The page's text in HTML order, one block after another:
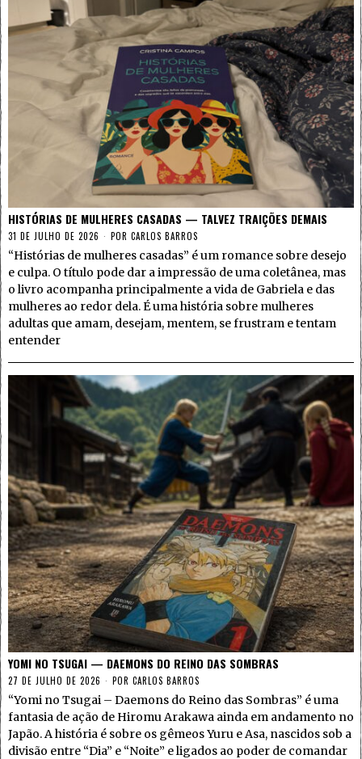
HISTÓRIAS DE MULHERES CASADAS — TALVEZ TRAIÇÕES DEMAIS
31 DE JULHO DE 2026 POR CARLOS BARROS
“Histórias de mulheres casadas” é um romance sobre desejo
e culpa. O título pode dar a impressão de uma coletânea, mas
o livro acompanha principalmente a vida de Gabriela e das
mulheres ao redor dela. É uma história sobre mulheres
adultas que amam, desejam, mentem, se frustram e tentam
entender
YOMI NO TSUGAI — DAEMONS DO REINO DAS SOMBRAS
27 DE JULHO DE 2026 POR CARLOS BARROS
“Yomi no Tsugai – Daemons do Reino das Sombras” é uma
fantasia de ação de Hiromu Arakawa ainda em andamento no
Japão. A história é sobre os gêmeos Yuru e Asa, nascidos sob a
divisão entre “Dia” e “Noite” e ligados ao poder de comandar